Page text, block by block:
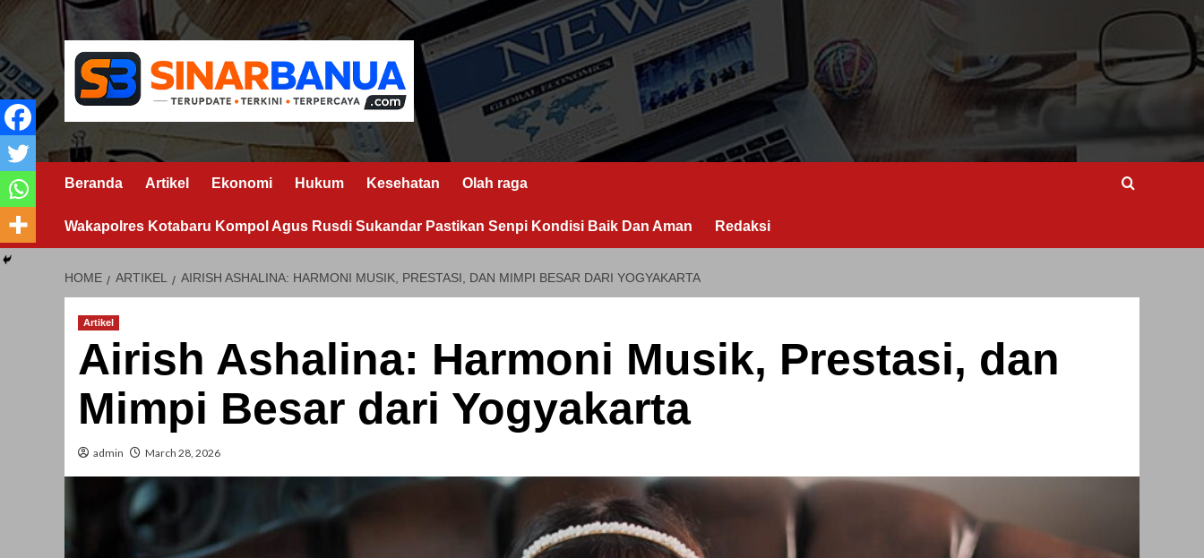
Skip
to
content
Beranda Artikel Ekonomi Hukum Kesehatan Olah raga
Wakapolres Kotabaru Kompol Agus Rusdi Sukandar Pastikan Senpi Kondisi Baik Dan Aman Redaksi
HOME ARTIKEL AIRISH ASHALINA: HARMONI MUSIK, PRESTASI, DAN MIMPI BESAR DARI YOGYAKARTA
Artikel
Airish Ashalina: Harmoni Musik, Prestasi, dan
Mimpi Besar dari Yogyakarta
admin March 28, 2026